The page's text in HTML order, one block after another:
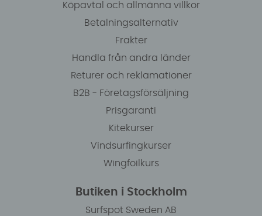
Köpavtal och allmänna villkor
Betalningsalternativ
Frakter
Handla från andra länder
Returer och reklamationer
B2B - Företagsförsäljning
Prisgaranti
Kitekurser
Vindsurfingkurser
Wingfoilkurs
Butiken i Stockholm
Surfspot Sweden AB